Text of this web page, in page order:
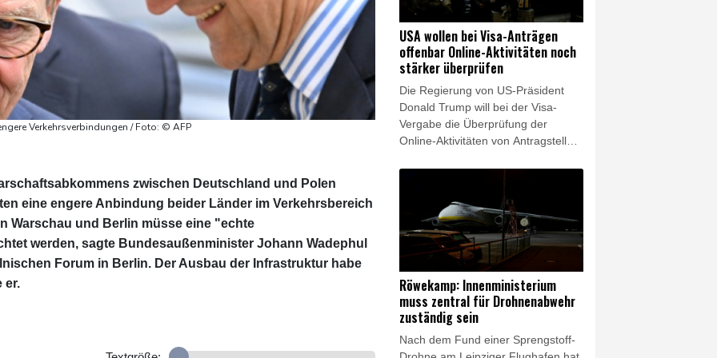
Verkehrsverbindungen / Foto: © AFP
zwischen Deutschland und Polen
eine engere Anbindung beider Länder im Verkehrsbereich
Warschau und Berlin müsse eine "echte
werden, sagte Bundesaußenminister Johann Wadephul
Forum in Berlin. Der Ausbau der Infrastruktur habe
er.
Zusammentreffen beider Seiten.
Zudem solle gemeinsam über das
weitere Vorgehen nach dem
schweren Doppel-Erdbeben gehen,
bei dem Ende Juni mehr als 6000
Menschen getötet wurden.
USA wollen bei Visa-Anträgen
offenbar Online-Aktivitäten noch
stärker überprüfen
Die Regierung von US-Präsident
Donald Trump will bei der Visa-
Vergabe die Überprüfung der
Online-Aktivitäten von Antragstellern
Überprüfung von Instagram-Konten
weitere Visa-Kategorien ausgedehnt
werden, unter anderem auf
ausländische Journalisten,
berichtete "The Daily Signal". Die
Sprecherin des Weißen Hauses,
Karoline Leavitt, teilte am
Donnerstag auf ihrem X-Konto den
entsprechenden Artikel - ohne ihn
explizit zu bestätigen.
Röwekamp: Innenministerium
muss zentral für Drohnenabwehr
zuständig sein
Nach dem Fund einer Sprengstoff-